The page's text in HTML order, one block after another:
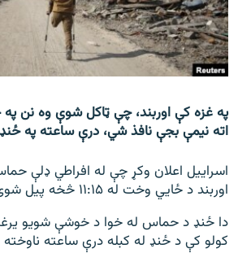
اړیکه
دري پاڼه
راسره ملګري شئ
د ازادې اروپا/ ازادي راډيو ټولې پاڼې
په غزه کې اوربند، چې ټاکل شوې وه نن
اته نیمې بجې نافذ شي، درې ساعته په
اسراییل اعلان وکړ چې له افراطي ډلې
اوربند د ځايي وخت له ۱۱:۱۵ څخه پیل شوی دی.
دا ځنډ د حماس له خوا د خوشې شویو
کولو کې د ځنډ له کبله درې ساعته